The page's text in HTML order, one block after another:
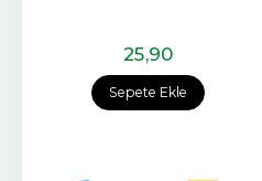
Sepete Ekle
25,90